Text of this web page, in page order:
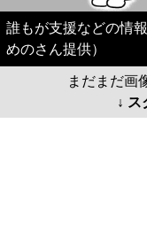
誰もが支援などの情
めのさん提供）
まだまだ画
↓ ス